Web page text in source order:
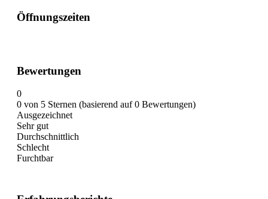
Öffnungszeiten
Bewertungen
0
0 von 5 Sternen (basierend auf 0 Bewertungen)
Ausgezeichnet
Sehr gut
Durchschnittlich
Schlecht
Furchtbar